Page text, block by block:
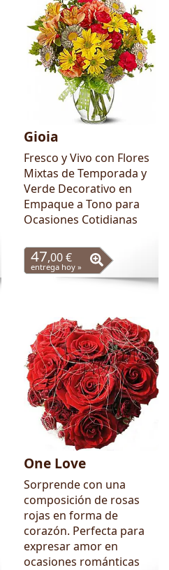
Gioia
Fresco y Vivo con Flores
Mixtas de Temporada y
Verde Decorativo en
Empaque a Tono para
Ocasiones Cotidianas
47,00 €
entrega hoy »
One Love
Sorprende con una
composición de rosas
rojas en forma de
corazón. Perfecta para
expresar amor en
ocasiones románticas